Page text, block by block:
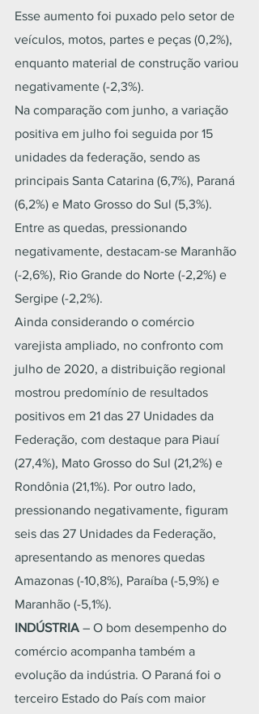
Esse aumento foi puxado pelo setor de
veículos, motos, partes e peças (0,2%),
enquanto material de construção variou
negativamente (-2,3%).
Na comparação com junho, a variação
positiva em julho foi seguida por 15
unidades da federação, sendo as
principais Santa Catarina (6,7%), Paraná
(6,2%) e Mato Grosso do Sul (5,3%).
Entre as quedas, pressionando
negativamente, destacam-se Maranhão
(-2,6%), Rio Grande do Norte (-2,2%) e
Sergipe (-2,2%).
Ainda considerando o comércio
varejista ampliado, no confronto com
julho de 2020, a distribuição regional
mostrou predomínio de resultados
positivos em 21 das 27 Unidades da
Federação, com destaque para Piauí
(27,4%), Mato Grosso do Sul (21,2%) e
Rondônia (21,1%). Por outro lado,
pressionando negativamente, figuram
seis das 27 Unidades da Federação,
apresentando as menores quedas
Amazonas (-10,8%), Paraíba (-5,9%) e
Maranhão (-5,1%).
INDÚSTRIA – O bom desempenho do
comércio acompanha também a
evolução da indústria. O Paraná foi o
terceiro Estado do País com maior